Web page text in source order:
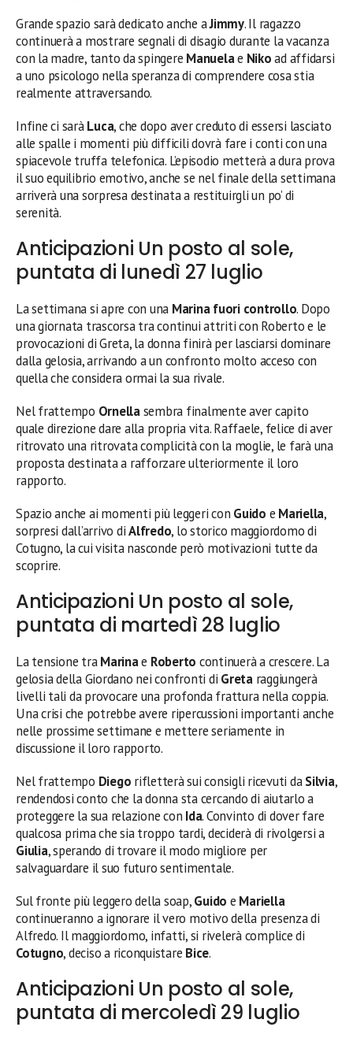
Grande spazio sarà dedicato anche aJimmy. Il ragazzo
continuerà a mostrare segnali di disagio durante la vacanza
con la madre, tanto da spingere Manuelae Nikoad affidarsi
a uno psicologo nella speranza di comprendere cosa stia
realmente attraversando.
Infine ci saràLuca, che dopo aver creduto di essersi lasciato
alle spalle i momenti più difficili dovrà fare i conti con una
spiacevole truffa telefonica. L’episodio metterà a dura prova
il suo equilibrio emotivo, anche se nel finale della settimana
arriverà una sorpresa destinata a restituirgli un po’ di
serenità.
Anticipazioni Un posto al sole,
puntata di lunedì 27 luglio
La settimana si apre con una Marina fuori controllo. Dopo
una giornata trascorsa tra continui attriti con Roberto e le
provocazioni di Greta, la donna finirà per lasciarsi dominare
dalla gelosia, arrivando a un confronto molto acceso con
quella che considera ormai la sua rivale.
Nel frattempo Ornellasembra finalmente aver capito
quale direzione dare alla propria vita. Raffaele, felice di aver
ritrovato una ritrovata complicità con la moglie, le farà una
proposta destinata a rafforzare ulteriormente il loro
rapporto.
Spazio anche ai momenti più leggeri con Guido e Mariella,
sorpresi dall’arrivo diAlfredo, lo storico maggiordomo di
Cotugno, la cui visita nasconde però motivazioni tutte da
scoprire.
Anticipazioni Un posto al sole,
puntata di martedì 28 luglio
La tensione traMarinae Roberto continuerà a crescere. La
gelosia della Giordano nei confronti di Gretaraggiungerà
livelli tali da provocare una profonda frattura nella coppia.
Una crisi che potrebbe avere ripercussioni importanti anche
nelle prossime settimane e mettere seriamente in
discussione il loro rapporto.
Nel frattempo Diego rifletterà sui consigli ricevuti daSilvia,
rendendosi conto che la donna sta cercando di aiutarlo a
proteggere la sua relazione con Ida. Convinto di dover fare
qualcosa prima che sia troppo tardi, deciderà di rivolgersi a
Giulia, sperando di trovare il modo migliore per
salvaguardare il suo futuro sentimentale.
Sul fronte più leggero della soap,Guido e Mariella
continueranno a ignorare il vero motivo della presenza di
Alfredo. Il maggiordomo, infatti, si rivelerà complice di
Cotugno, deciso a riconquistare Bice.
Anticipazioni Un posto al sole,
puntata di mercoledì 29 luglio